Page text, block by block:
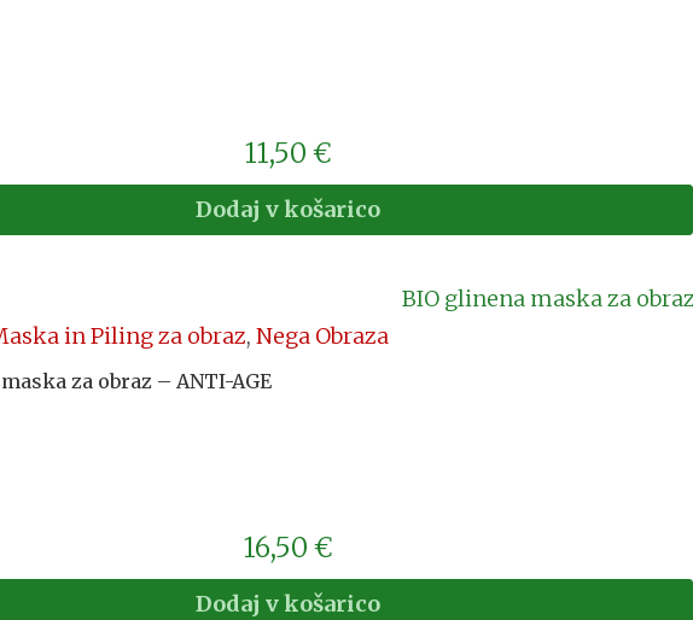
11,50 €
Dodaj v košarico
in Piling za obraz, Nega Obraza
za obraz – ANTI-AGE
16,50 €
Dodaj v košarico